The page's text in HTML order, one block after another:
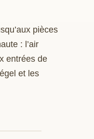
pièces
: l’air
entrées de
et les